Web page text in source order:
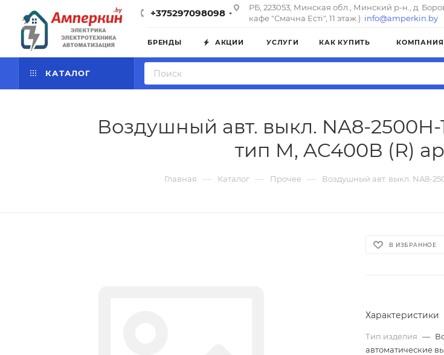
+375297098098
РБ, 223053, Минская обл., Минский р-н., д.
кафе "Смачна Естi", 11 этаж.) info@amperkin.by
БРЕНДЫ АКЦИИ УСЛУГИ КАК КУПИТЬ КОМПАНИЯ
КАТАЛОГ
Воздушный авт. выкл. NA8-2500H-
тип M, AC400В (R)
Главная — Каталог — Прочее — Воздушный авт. выкл. NA8-
В ИЗБРАННОЕ
Характеристики
Тип изделия —
автоматические